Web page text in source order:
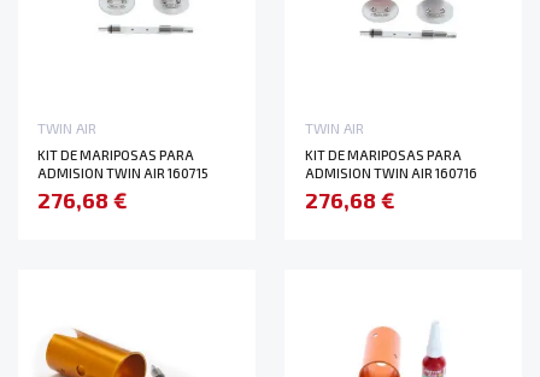
TWIN AIR
KIT DE MARIPOSAS PARA
ADMISION TWIN AIR 160715
276,68 €
TWIN AIR
KIT DE MARIPOSAS PARA
ADMISION TWIN AIR 160716
276,68 €